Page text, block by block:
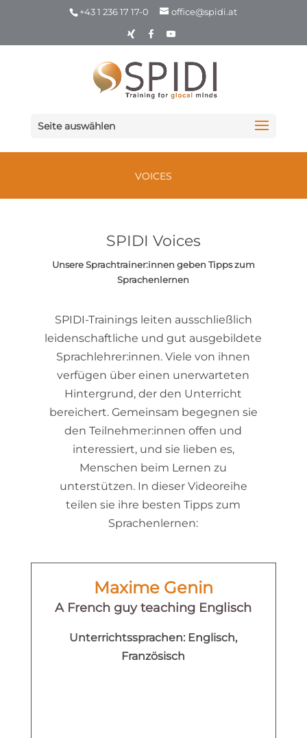
+43 1 236 17 17-0 office@spidi.at
Seite auswählen
VOICES
SPIDI Voices
Unsere Sprachtrainer:innen geben Tipps zum
Sprachenlernen
SPIDI-Trainings leiten ausschließlich
leidenschaftliche und gut ausgebildete
Sprachlehrer:innen. Viele von ihnen
verfügen über einen unerwarteten
Hintergrund, der den Unterricht
bereichert. Gemeinsam begegnen sie
den Teilnehmer:innen offen und
interessiert, und sie lieben es,
Menschen beim Lernen zu
unterstützen. In dieser Videoreihe
teilen sie ihre besten Tipps zum
Sprachenlernen:
Maxime Genin
A French guy teaching Englisch
Unterrichtssprachen: Englisch,
Französisch